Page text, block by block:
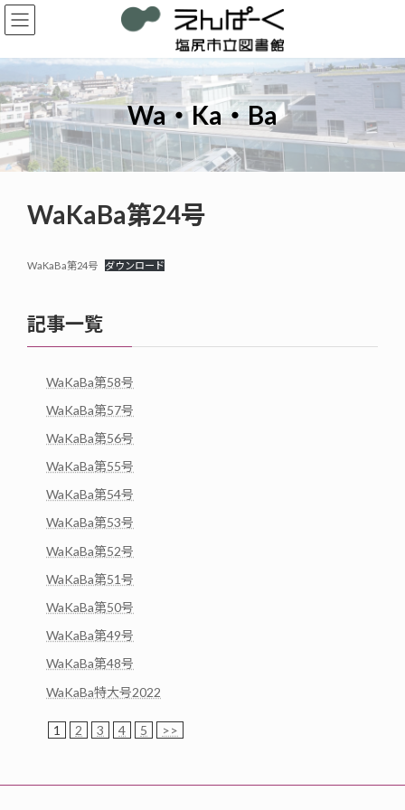
コ
ン
ン
ツ
へ
ス
キ
ッ
プ
ナ
ビ
ー
シ
ョ
ン
に
移
動
Wa・Ka・Ba
WaKaBa第24号
WaKaBa第24号 ダウンロード
記事一覧
WaKaBa第58号
WaKaBa第57号
WaKaBa第56号
WaKaBa第55号
WaKaBa第54号
WaKaBa第53号
WaKaBa第52号
WaKaBa第51号
WaKaBa第50号
WaKaBa第49号
WaKaBa第48号
WaKaBa特大号2022
1 2 3 4 5 >>